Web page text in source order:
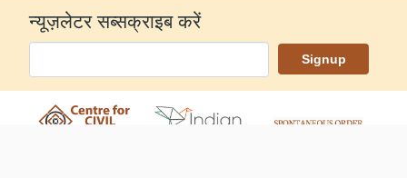
न्यूज़लेटर सब्सक्राइब करें